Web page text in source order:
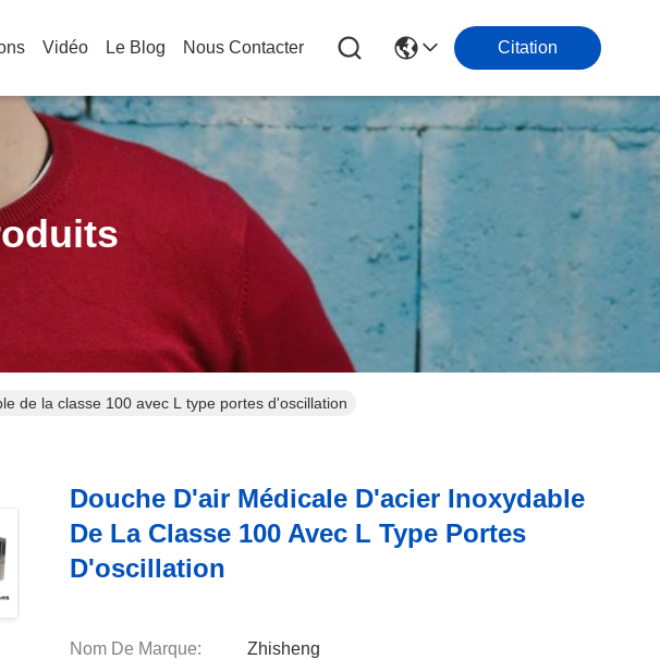
Vidéo Le Blog Nous Contacter Citation
de la classe 100 avec L type portes d'oscillation
Douche D'air Médicale D'acier Inoxydable
De La Classe 100 Avec L Type Portes
D'oscillation
Nom De Marque: Zhisheng